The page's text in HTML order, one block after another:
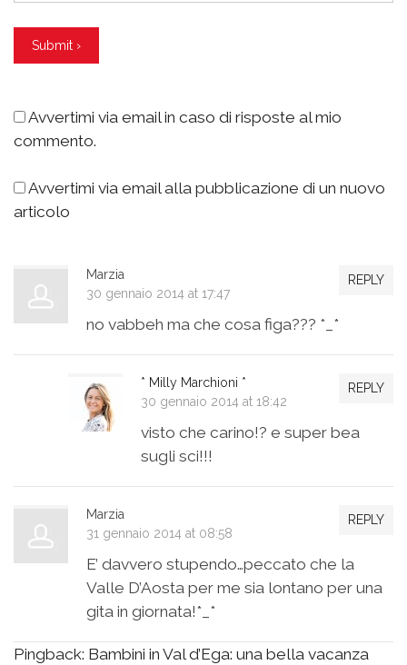
Avvertimi via email in caso di risposte al mio
commento.
Avvertimi via email alla pubblicazione di un nuovo
articolo
REPLY
Marzia
30 gennaio 2014 at 17:47
no vabbeh ma che cosa figa??? *_*
REPLY
* Milly Marchioni *
30 gennaio 2014 at 18:42
visto che carino!? e super bea
sugli sci!!!
REPLY
Marzia
31 gennaio 2014 at 08:58
E’ davvero stupendo…peccato che la
Valle D’Aosta per me sia lontano per una
gita in giornata!*_*
Pingback: Bambini in Val d’Ega: una bella vacanza